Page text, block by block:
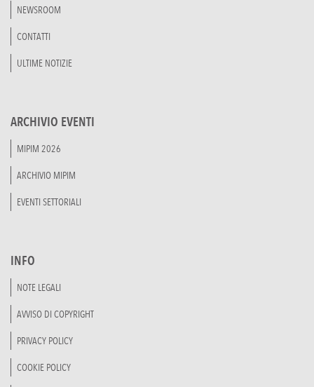
NEWSROOM
CONTATTI
ULTIME NOTIZIE
ARCHIVIO EVENTI
MIPIM 2026
ARCHIVIO MIPIM
EVENTI SETTORIALI
INFO
NOTE LEGALI
AVVISO DI COPYRIGHT
PRIVACY POLICY
COOKIE POLICY